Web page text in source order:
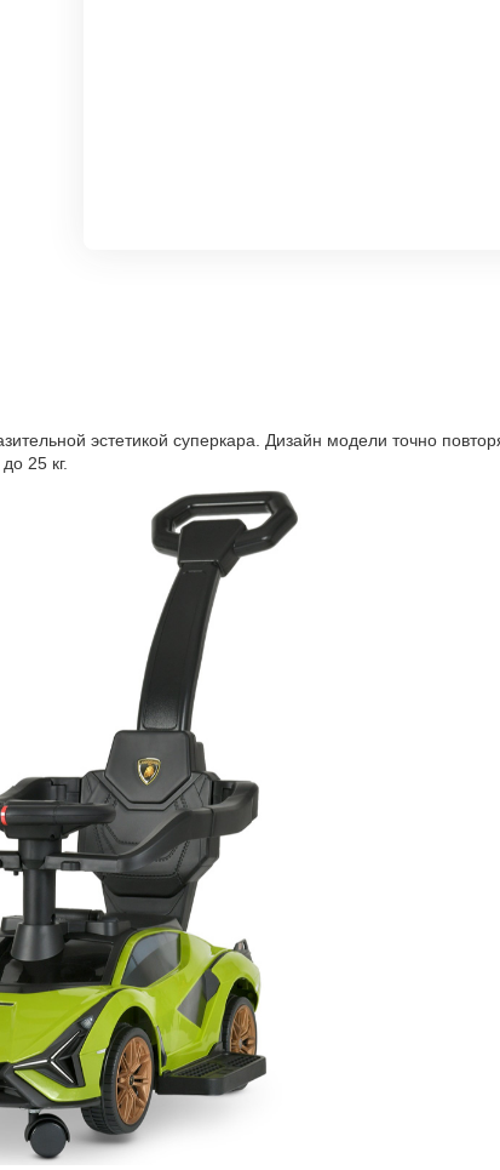
эстетикой суперкара. Дизайн модели точно
25 кг.